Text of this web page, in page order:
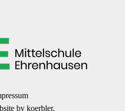
by koerbler.